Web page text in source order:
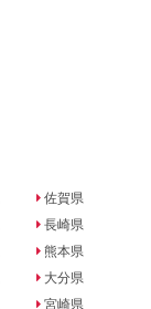
佐賀県
長崎県
熊本県
大分県
宮崎県